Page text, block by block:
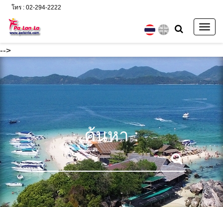
-->
โทร : 02-294-2222
ค้นหา :